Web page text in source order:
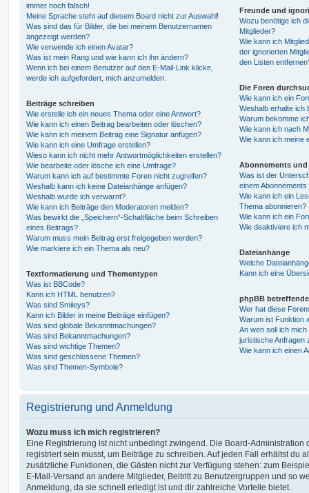
immer noch falsch!
Meine Sprache steht auf diesem Board nicht zur Auswahl!
Was sind das für Bilder, die bei meinem Benutzernamen
angezeigt werden?
Wie verwende ich einen Avatar?
Was ist mein Rang und wie kann ich ihn ändern?
Wenn ich bei einem Benutzer auf den E-Mail-Link klicke,
werde ich aufgefordert, mich anzumelden.
Beiträge schreiben
Wie erstelle ich ein neues Thema oder eine Antwort?
Wie kann ich einen Beitrag bearbeiten oder löschen?
Wie kann ich meinem Beitrag eine Signatur anfügen?
Wie kann ich eine Umfrage erstellen?
Wieso kann ich nicht mehr Antwortmöglichkeiten erstellen?
Wie bearbeite oder lösche ich eine Umfrage?
Warum kann ich auf bestimmte Foren nicht zugreifen?
Weshalb kann ich keine Dateianhänge anfügen?
Weshalb wurde ich verwarnt?
Wie kann ich Beiträge den Moderatoren melden?
Was bewirkt die „Speichern“-Schaltfläche beim Schreiben
eines Beitrags?
Warum muss mein Beitrag erst freigegeben werden?
Wie markiere ich ein Thema als neu?
Textformatierung und Thementypen
Was ist BBCode?
Kann ich HTML benutzen?
Was sind Smileys?
Kann ich Bilder in meine Beiträge einfügen?
Was sind globale Bekanntmachungen?
Was sind Bekanntmachungen?
Was sind wichtige Themen?
Was sind geschlossene Themen?
Was sind Themen-Symbole?
Freunde und
Wozu benötige ich
Mitglieder?
Wie kann ich
der ignorierten
den Listen
Die Foren
Wie kann ich ein
Weshalb erhalte ich
Warum bekomme
Wie kann ich nach
Wie kann ich meine
Abonnements und
Was ist der
einem
Wie kann ich ein
Thema abonnieren?
Wie kann ich ein
Wie deaktiviere ich
Dateianhänge
Welche
Kann ich eine
phpBB
Wer hat diese
Warum ist Funktion
An wen soll ich
juristische Anfragen
Wie kann ich einen
Registrierung und Anmeldung
Wozu muss ich mich registrieren?
Eine Registrierung ist nicht unbedingt zwingend. Die Board-Administration
registriert sein musst, um Beiträge zu schreiben. Auf jeden Fall erhältst du
zusätzliche Funktionen, die Gästen nicht zur Verfügung stehen: zum
E-Mail-Versand an andere Mitglieder, Beitritt zu Benutzergruppen und so
Anmeldung, da sie schnell erledigt ist und dir zahlreiche Vorteile bietet.